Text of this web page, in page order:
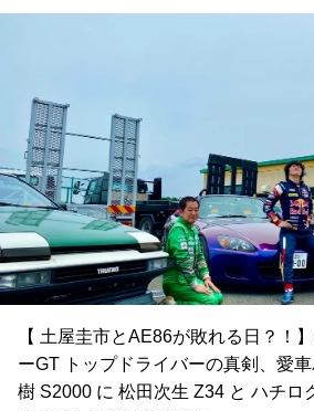
【 土屋圭市とAE86が敗れる日？！
ーGT トップドライバーの真剣、愛
樹 S2000 に 松田次生 Z34 と ハチロ